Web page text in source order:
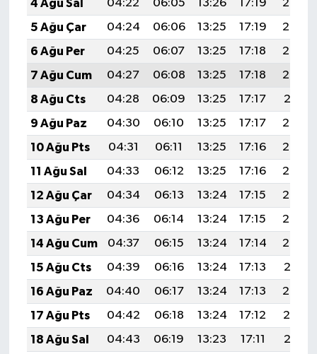
4 Ağu Sal
04:22 06:05 13:26 17:19
20:36
5 Ağu Çar
04:24 06:06 13:25 17:19
20:34
6 Ağu Per
04:25 06:07 13:25 17:18
20:33
7 Ağu Cum
04:27 06:08 13:25 17:18
20:32
8 Ağu Cts
04:28 06:09 13:25 17:17
20:31
9 Ağu Paz
04:30 06:10 13:25 17:17
20:29
10 Ağu Pts
04:31 06:11 13:25 17:16
20:28
11 Ağu Sal
04:33 06:12 13:25 17:16
20:27
12 Ağu Çar
04:34 06:13 13:24 17:15
20:26
13 Ağu Per
04:36 06:14 13:24 17:15
20:24
14 Ağu Cum
04:37 06:15 13:24 17:14
20:23
15 Ağu Cts
04:39 06:16 13:24 17:13
20:21
16 Ağu Paz
04:40 06:17 13:24 17:13
20:20
17 Ağu Pts
04:42 06:18 13:24 17:12
20:19
18 Ağu Sal
04:43 06:19 13:23 17:11
20:17